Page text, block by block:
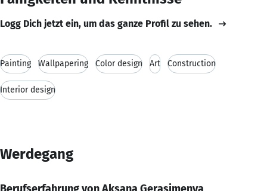
Logg Dich jetzt ein, um das ganze Profil zu sehen.
Painting Wallpapering Color design Art Construction
Interior design
Werdegang
Berufserfahrung von Aksana Gerasimenya